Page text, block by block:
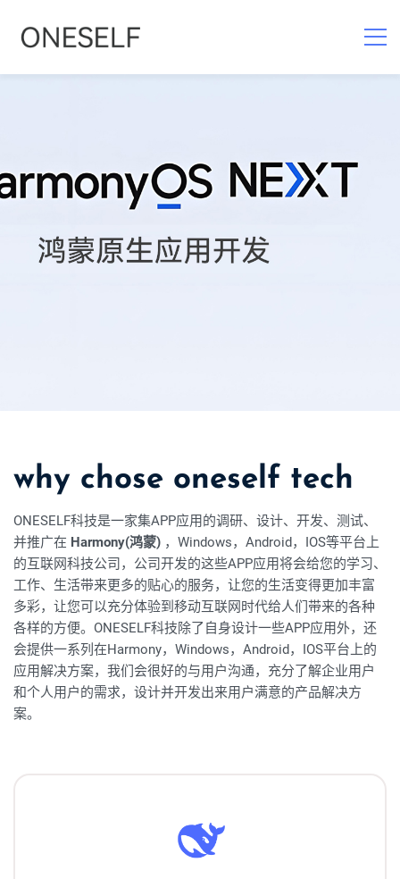
why chose oneself tech
ONESELF科技是一家集APP应用的调研、设计、开发、测试、
并推广在 Harmony(鸿蒙) ，Windows，Android，IOS等平台上
的互联网科技公司，公司开发的这些APP应用将会给您的学习、
工作、生活带来更多的贴心的服务，让您的生活变得更加丰富
多彩，让您可以充分体验到移动互联网时代给人们带来的各种
各样的方便。ONESELF科技除了自身设计一些APP应用外，还
会提供一系列在Harmony，Windows，Android，IOS平台上的
应用解决方案，我们会很好的与用户沟通，充分了解企业用户
和个人用户的需求，设计并开发出来用户满意的产品解决方
案。